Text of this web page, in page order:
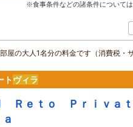
※食事条件などの諸条件について
屋の大人1名分の料金です（消費税・
トヴィラ
Ｒｅｔｏ Ｐｒｉｖａｔ
ａ